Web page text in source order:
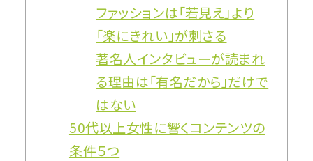
ファッションは「若見え」より
「楽にきれい」が刺さる
著名人インタビューが読まれ
る理由は「有名だから」だけで
はない
50代以上女性に響くコンテンツの
条件５つ